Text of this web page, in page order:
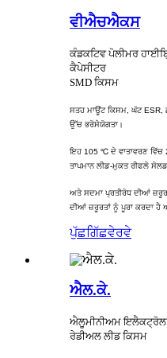
ਵੀਐਚਐਕਸ
ਕੰਡਕਟਿਵ ਪੋਲੀਮਰ
ਕੈਪੇਸੀਟਰ
SMD ਕਿਸਮ
ਸਤਹ ਮਾਊਂਟ ਕਿਸਮ, ਘੱਟ
ਉੱਚ ਭਰੋਸੇਯੋਗਤਾ।
ਇਹ 105 ℃ ਦੇ ਵਾਤਾਵਰਣ
ਤਾਪਮਾਨ ਲੀਡ-ਮੁਕਤ ਰੀਫਲੋ
ਅਤੇ ਸਦਮਾ ਪ੍ਰਤੀਰੋਧ ਦੀਆਂ
ਦੀਆਂ ਜ਼ਰੂਰਤਾਂ ਨੂੰ ਪੂਰਾ ਕਰਦਾ ਹੈ
ਪੁੱਛਗਿੱਛਵੇਰਵੇ
ਐਲ.ਕੇ.
ਐਲੂਮੀਨੀਅਮ
ਰੇਡੀਅਲ ਲੀਡ ਕਿਸਮ